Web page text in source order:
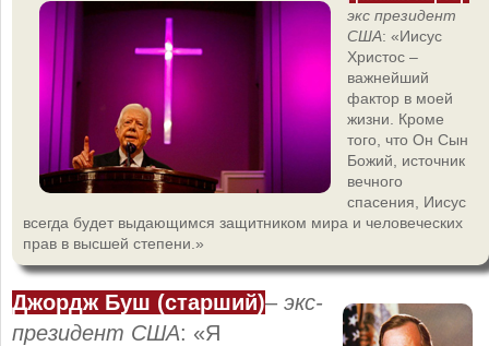
экс президент
США: «Иисус
Христос –
важнейший
фактор в моей
жизни. Кроме
того, что Он Сын
Божий, источник
вечного
спасения, Иисус
всегда будет выдающимся защитником мира и человеческих
прав в высшей степени.»
Джордж Буш (старший)– экс-
президент США: «Я